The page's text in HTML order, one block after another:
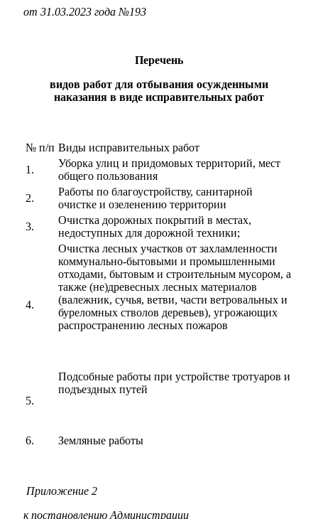
от 31.03.2023 года №193
Перечень
видов работ для отбывания осужденными
наказания в виде исправительных работ
№ п/п Виды исправительных работ
1.
Уборка улиц и придомовых территорий, мест
общего пользования
2.
Работы по благоустройству, санитарной
очистке и озеленению территории
3.
Очистка дорожных покрытий в местах,
недоступных для дорожной техники;
4.
Очистка лесных участков от захламленности
коммунально-бытовыми и промышленными
отходами, бытовым и строительным мусором, а
также (не)древесных лесных материалов
(валежник, сучья, ветви, части ветровальных и
буреломных стволов деревьев), угрожающих
распространению лесных пожаров
5.
Подсобные работы при устройстве тротуаров и
подъездных путей
6. Земляные работы
Приложение 2
к постановлению Администрации